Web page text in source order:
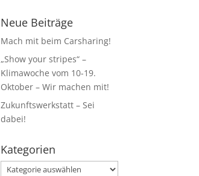
Neue Beiträge
Mach mit beim Carsharing!
„Show your stripes“ –
Klimawoche vom 10-19.
Oktober – Wir machen mit!
Zukunftswerkstatt – Sei
dabei!
Kategorien
Kategorien